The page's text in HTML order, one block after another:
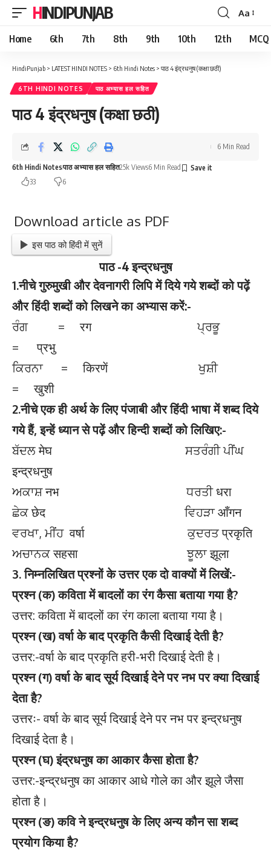
HINDIPUNJAB
Font
Resizer
Aa
Home 6th 7th 8th 9th 10th 12th MCQ
HindiPunjab > LATEST HINDI NOTES > 6th Hindi Notes > पाठ 4 इंद्रधनुष (कक्षा छठी)
6TH HINDI NOTES पाठ अभ्यास हल सहित
पाठ 4 इंद्रधनुष (कक्षा छठी)
6th Hindi Notesपाठ अभ्यास हल सहित25k Views6 Min Read
33
6
6 Min Read
Download article as PDF
इस पाठ को हिंदी में सुनें
पाठ -4 इन्द्रधनुष
1.नीचे गुरुमुखी और देवनागरी लिपि में दिये गये शब्दों को पढ़ें
और हिंदी शब्दों को लिखने का अभ्यास करें:-
ਰੰਗ = रग ਪ੍ਰਭੂ
= प्रभु
ਕਿਰਨਾ = किरणें ਖੁਸ਼ੀ
= खुशी
2.नीचे एक ही अर्थ के लिए पंजाबी और हिंदी भाषा में शब्द दिये
गये हैं, इन्हें ध्यान से पढ़ें और हिन्दी शब्दों को लिखिए:-
ਬੱਦਲ मेघ ਸਤਰੰਗੀ ਪੀਂਘ
इन्द्रधनुष
ਅਕਾਸ਼ नभ ਧਰਤੀ धरा
ਛੇਕ छेद ਵਿਹੜਾ आँगन
ਵਰਖਾ, ਮੀਂਹ वर्षा ਕੁਦਰਤ प्रकृति
ਅਚਾਨਕ सहसा ਝੂਲਾ झूला
3. निम्नलिखित प्रश्नों के उत्तर एक दो वाक्यों में लिखें:-
प्रश्न (क) कविता में बादलों का रंग कैसा बताया गया है?
उत्तर: कविता में बादलों का रंग काला बताया गया है।
प्रश्न (ख) वर्षा के बाद प्रकृति कैसी दिखाई देती है?
उत्तर:-वर्षा के बाद प्रकृति हरी-भरी दिखाई देती है।
प्रश्न (ग) वर्षा के बाद सूर्य दिखाई देने पर नभ पर क्या दिखाई
देता है?
उत्तरः- वर्षा के बाद सूर्य दिखाई देने पर नभ पर इन्द्रधनुष
दिखाई देता है।
प्रश्न (घ) इंद्रधनुष का आकार कैसा होता है?
उत्तर:-इन्द्रधनुष का आकार आधे गोले का और झूले जैसा
होता है।
प्रश्न (ङ) कवि ने इन्द्रधनुष के लिए अन्य कौन सा शब्द
प्रयोग किया है?